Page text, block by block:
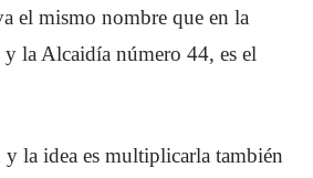
el mismo nombre que en la
la Alcaidía número 44, es el
la idea es multiplicarla también